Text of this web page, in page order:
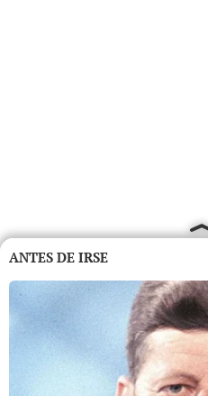
ANTES DE IRSE